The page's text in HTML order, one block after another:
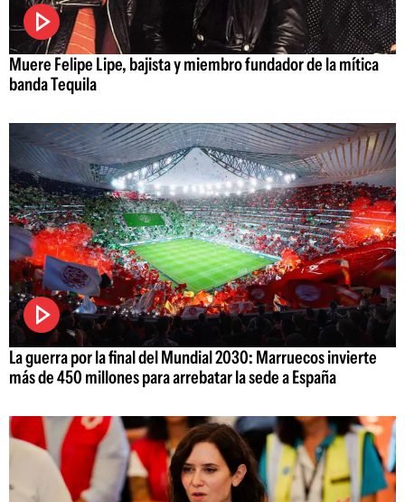
Muere Felipe Lipe, bajista y miembro fundador de la mítica
banda Tequila
La guerra por la final del Mundial 2030: Marruecos invierte
más de 450 millones para arrebatar la sede a España